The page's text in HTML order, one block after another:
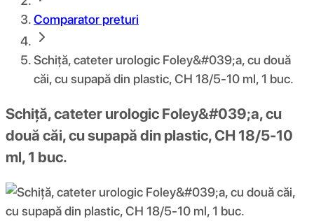
Comparator preturi
Schiță, cateter urologic Foley&#039;a, cu două
căi, cu supapă din plastic, CH 18/5-10 ml, 1 buc.
Schiță, cateter urologic Foley&#039;a, cu
două căi, cu supapă din plastic, CH 18/5-10
ml, 1 buc.